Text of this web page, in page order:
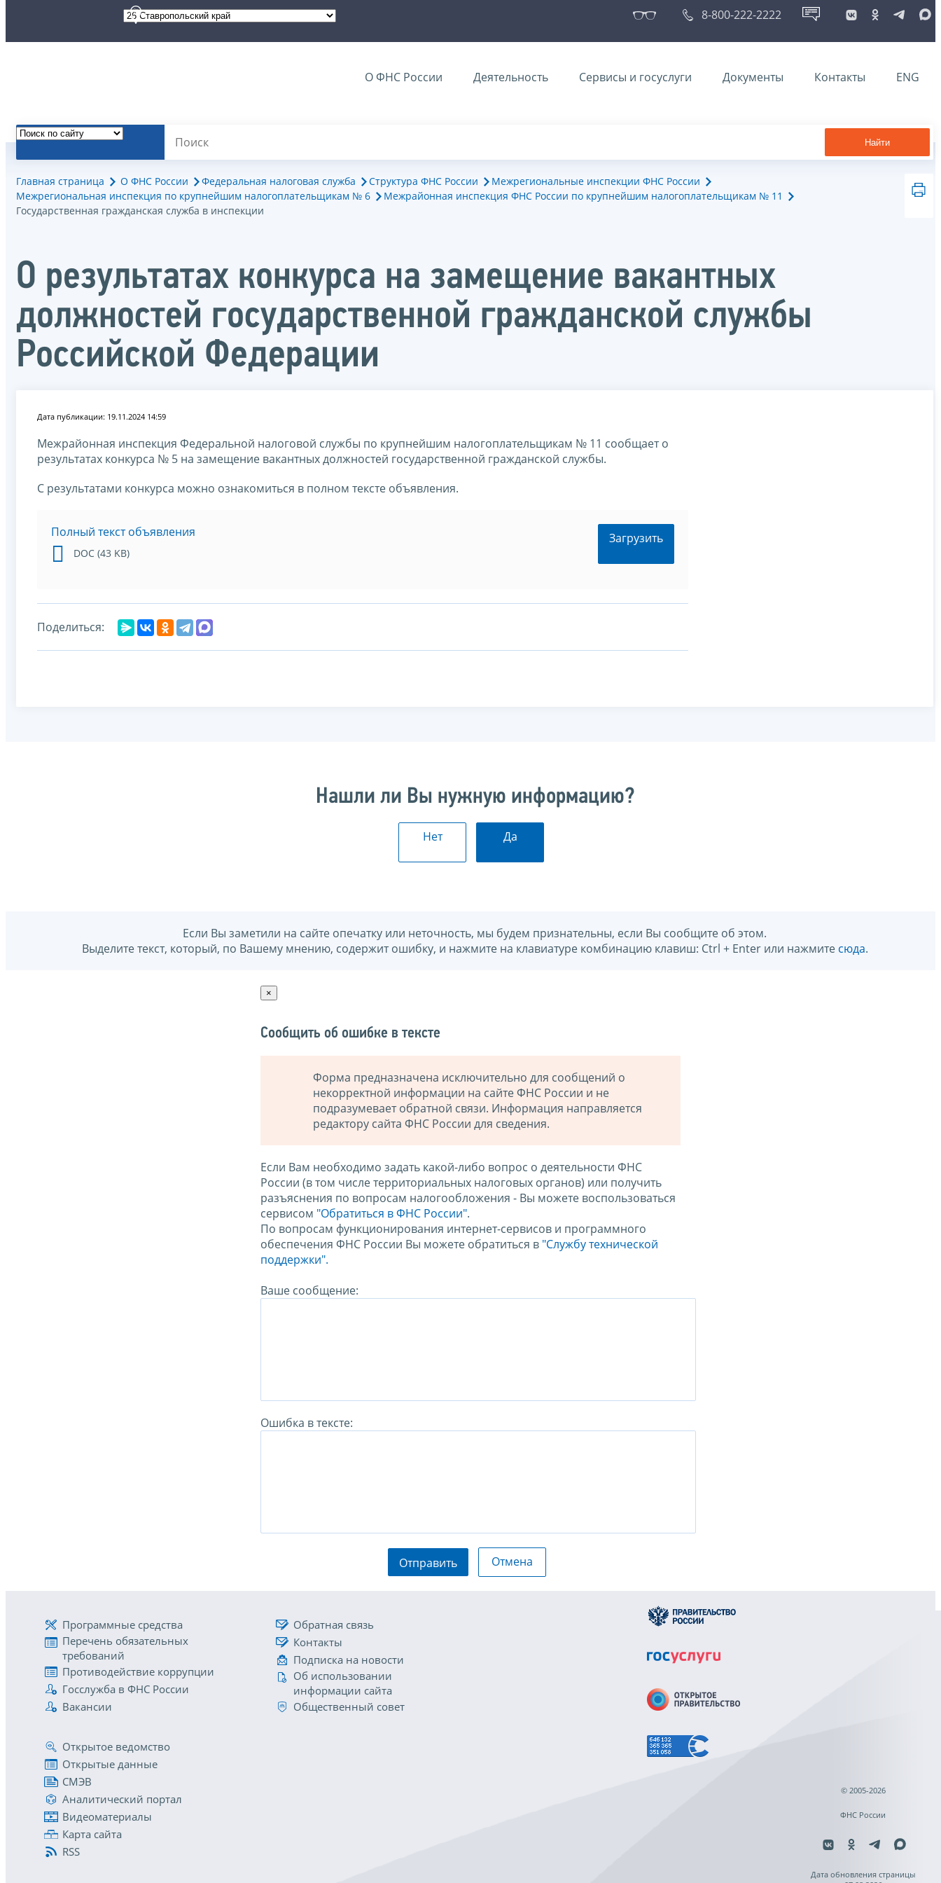
8-800-222-2222
О ФНС России Деятельность Сервисы и госуслуги Документы Контакты ENG
Найти
Главная страница О ФНС России Федеральная налоговая служба Структура ФНС России
Межрегиональные инспекции ФНС России
Межрегиональная инспекция по крупнейшим налогоплательщикам № 6
Межрайонная инспекция ФНС России по крупнейшим налогоплательщикам № 11
Государственная гражданская служба в инспекции
О результатах конкурса на замещение вакантных
должностей государственной гражданской службы
Российской Федерации
Дата публикации: 19.11.2024 14:59
Межрайонная инспекция Федеральной налоговой службы по крупнейшим налогоплательщикам № 11 сообщает о
результатах конкурса № 5 на замещение вакантных должностей государственной гражданской службы.
С результатами конкурса можно ознакомиться в полном тексте объявления.
Полный текст объявления
DOC (43 KB)
Загрузить
Поделиться:
Нашли ли Вы нужную информацию?
Нет Да
Если Вы заметили на сайте опечатку или неточность, мы будем признательны, если Вы сообщите об этом.
Выделите текст, который, по Вашему мнению, содержит ошибку, и нажмите на клавиатуре комбинацию клавиш: Ctrl + Enter или нажмите сюда.
×
Сообщить об ошибке в тексте
Форма предназначена исключительно для сообщений о
некорректной информации на сайте ФНС России и не
подразумевает обратной связи. Информация направляется
редактору сайта ФНС России для сведения.
Если Вам необходимо задать какой-либо вопрос о деятельности ФНС
России (в том числе территориальных налоговых органов) или получить
разъяснения по вопросам налогообложения - Вы можете воспользоваться
сервисом "Обратиться в ФНС России".
По вопросам функционирования интернет-сервисов и программного
обеспечения ФНС России Вы можете обратиться в "Службу технической
поддержки".
Ваше сообщение:
Ошибка в тексте:
Отправить Отмена
Программные средства
Перечень обязательных
требований
Противодействие коррупции
Госслужба в ФНС России
Вакансии
Обратная связь
Контакты
Подписка на новости
Об использовании
информации сайта
Общественный совет
Открытое ведомство
Открытые данные
СМЭВ
Аналитический портал
Видеоматериалы
Карта сайта
RSS
© 2005-2026
ФНС России
Дата обновления страницы